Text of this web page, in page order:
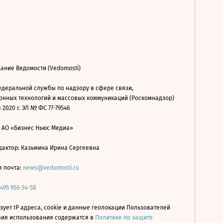
Ведомости (Vedomosti)
службы по надзору в сфере связи,
технологий и массовых коммуникаций (Роскомнадзор)
2020 г. ЭЛ № ФС 77-79546
АО «Бизнес Ньюс Медиа»
Казьмина Ирина Сергеевна
почта: news@vedomosti.ru
495 956-34-58
IP адреса, cookie и данные геолокации Пользователей
использования содержатся в Политике по защите